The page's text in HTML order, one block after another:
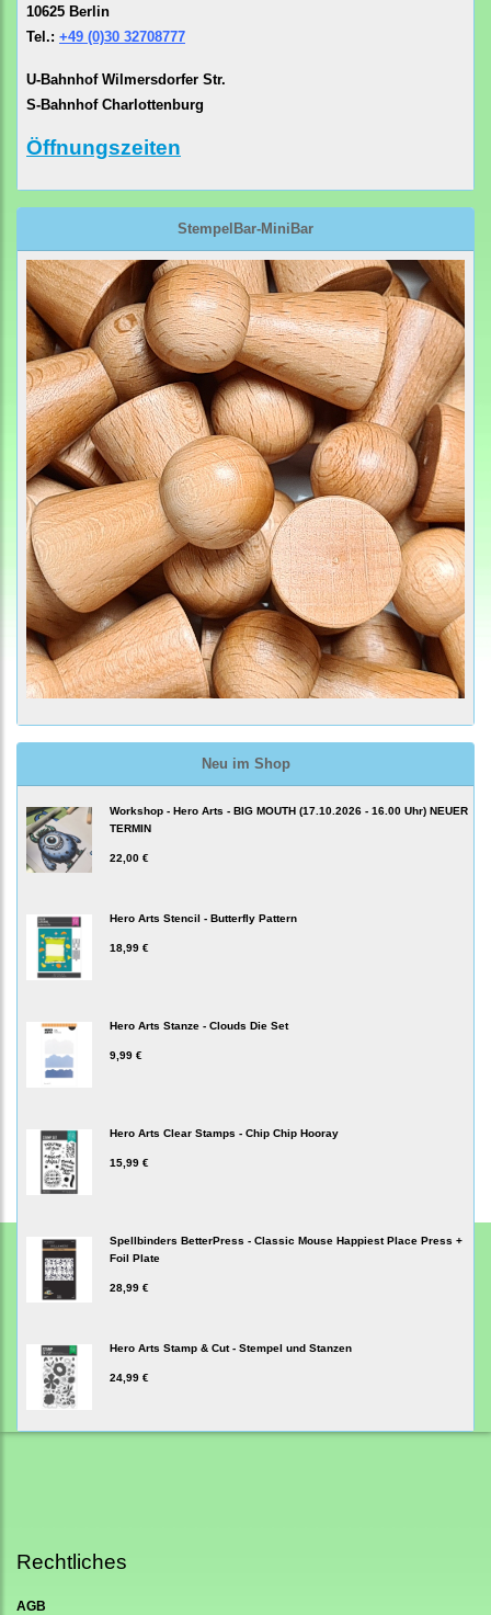
10625 Berlin
Tel.: +49 (0)30 32708777
U-Bahnhof Wilmersdorfer Str.
S-Bahnhof Charlottenburg
Öffnungszeiten
StempelBar-MiniBar
Neu im Shop
Workshop - Hero Arts - BIG MOUTH (17.10.2026 - 16.00 Uhr) NEUER
TERMIN
22,00 €
Hero Arts Stencil - Butterfly Pattern
18,99 €
Hero Arts Stanze - Clouds Die Set
9,99 €
Hero Arts Clear Stamps - Chip Chip Hooray
15,99 €
Spellbinders BetterPress - Classic Mouse Happiest Place Press +
Foil Plate
28,99 €
Hero Arts Stamp & Cut - Stempel und Stanzen
24,99 €
Rechtliches
AGB